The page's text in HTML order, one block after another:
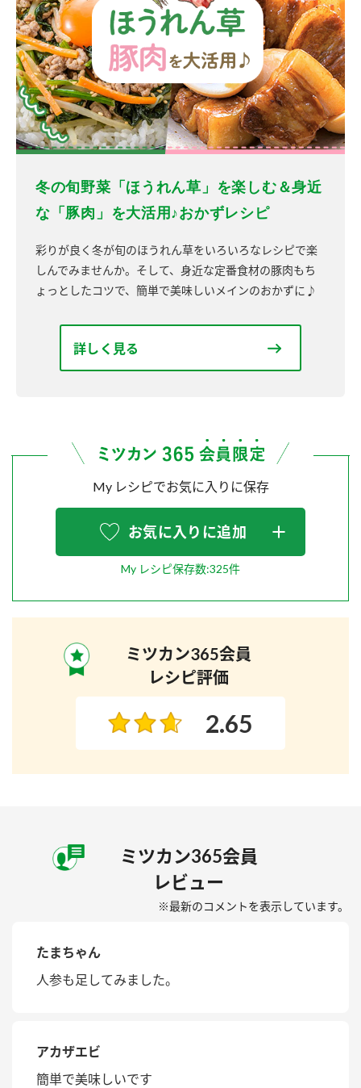
冬の旬野菜「ほうれん草」を楽しむ＆身近
な「豚肉」を大活用♪おかずレシピ
彩りが良く冬が旬のほうれん草をいろいろなレシピで楽
しんでみませんか。そして、身近な定番食材の豚肉もち
ょっとしたコツで、簡単で美味しいメインのおかずに♪
詳しく見る
My レシピでお気に入りに保存
お気に入りに追加
My レシピ保存数:325件
ミツカン365会員
レシピ評価
2.65
ミツカン365会員
レビュー
※最新のコメントを表示しています。
たまちゃん
人参も足してみました。
アカザエビ
簡単で美味しいです